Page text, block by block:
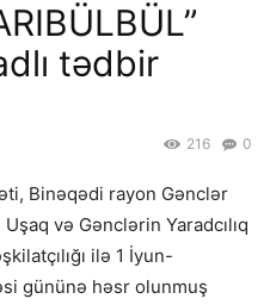
tədbir
0
216
Binəqədi rayon Gənclər
və Gənclərin Yaradcılıq
ilə 1 İyun-
gününə həsr olunmuş